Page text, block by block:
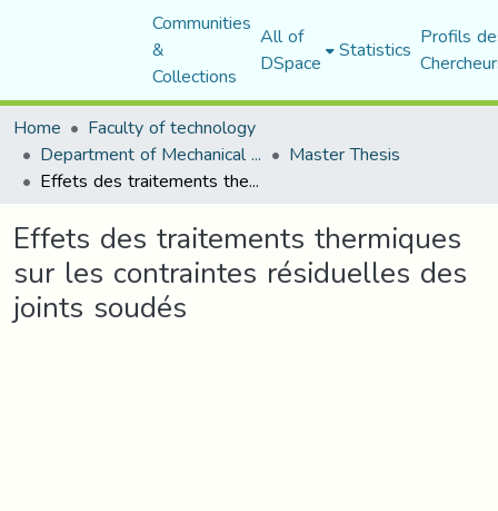
Communities
&
Collections
All of
DSpace Statistics Profils
Home
Faculty of technology
Department of Mechanical Engineering Master Thesis
Effets des traitements thermiques sur les contraintes résiduelles des joints soudés
Effets des traitements thermiques
sur les contraintes résiduelles des
joints soudés